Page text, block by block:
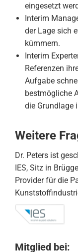
eingesetzt
Interim
der Lage sich
kümmern.
Interim
Referenzen
Aufgabe
bestmögliche
die Grundlage
Weitere
Dr. Peters ist
IES, Sitz in
Provider für die
Mitglied bei: